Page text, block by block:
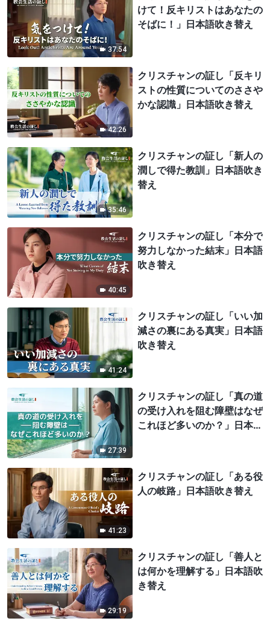
37:54
けて！反キリストはあなたの
そばに！」日本語吹き替え
42:26
クリスチャンの証し「反キリ
ストの性質についてのささや
かな認識」日本語吹き替え
35:46
クリスチャンの証し「新人の
潤しで得た教訓」日本語吹き
替え
40:45
クリスチャンの証し「本分で
努力しなかった結末」日本語
吹き替え
41:24
クリスチャンの証し「いい加
減さの裏にある真実」日本語
吹き替え
27:39
クリスチャンの証し「真の道
の受け入れを阻む障壁はなぜ
これほど多いのか？」日本語
41:23
クリスチャンの証し「ある役
人の岐路」日本語吹き替え
29:19
クリスチャンの証し「善人と
は何かを理解する」日本語吹
き替え